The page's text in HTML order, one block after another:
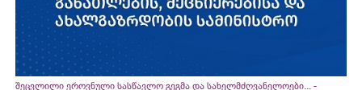
შეცვლილი ეროვნული სასწავლო გეგმა და სახელმძღვანელოები... -